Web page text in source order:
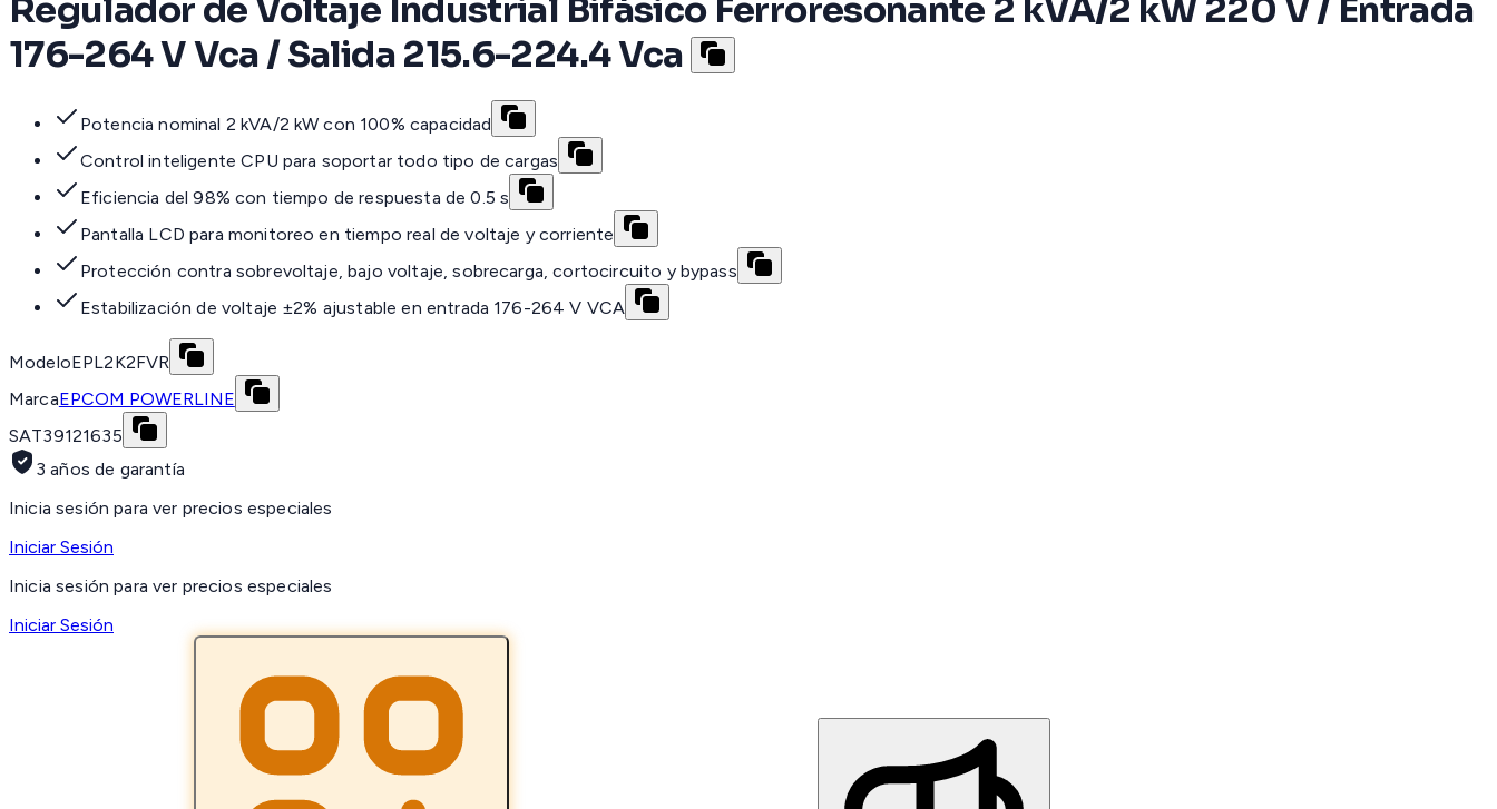
Regulador de Voltaje Industrial Bifásico Ferroresonante 2 kVA/2 kW 220 V / Entrada
176-264 V Vca / Salida 215.6-224.4 Vca
Potencia nominal 2 kVA/2 kW con 100% capacidad
Control inteligente CPU para soportar todo tipo de cargas
Eficiencia del 98% con tiempo de respuesta de 0.5 s
Pantalla LCD para monitoreo en tiempo real de voltaje y corriente
Protección contra sobrevoltaje, bajo voltaje, sobrecarga, cortocircuito y bypass
Estabilización de voltaje ±2% ajustable en entrada 176-264 V VCA
ModeloEPL2K2FVR
MarcaEPCOM POWERLINE
SAT39121635
3 años de garantía
Inicia sesión para ver precios especiales
Iniciar Sesión
Inicia sesión para ver precios especiales
Iniciar Sesión